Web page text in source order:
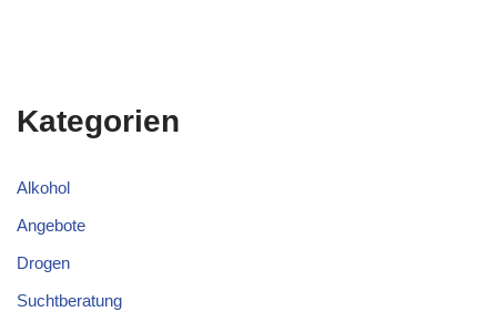
Kategorien
Alkohol
Angebote
Drogen
Suchtberatung